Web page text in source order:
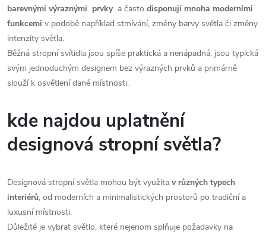
barevnými výraznými prvky a často disponují mnoha moderními
funkcemi v podobě například stmívání, změny barvy světla či změny
intenzity světla.
Běžná stropní svítidla jsou spíše praktická a nenápadná, jsou typická
svým jednoduchým designem bez výrazných prvků a primárně
slouží k osvětlení dané místnosti.
kde najdou uplatnění
designová stropní světla?
Designová stropní světla mohou být využita v různých typech
interiérů, od moderních a minimalistických prostorů po tradiční a
luxusní místnosti.
Důležité je vybrat světlo, které nejenom splňuje požadavky na